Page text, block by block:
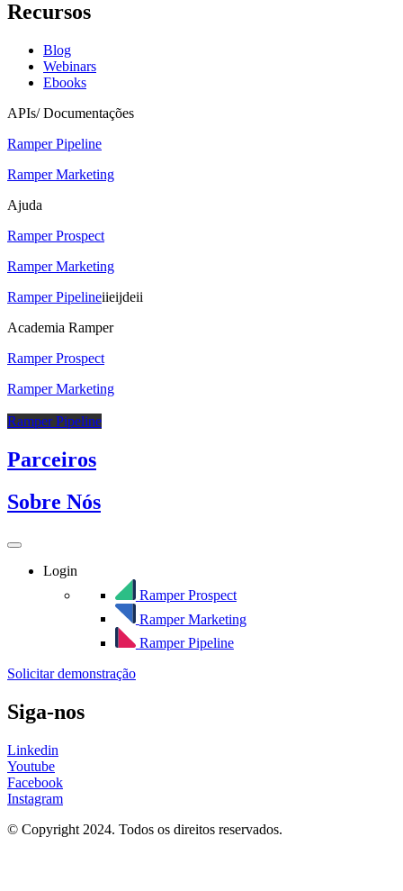
Recursos
Blog
Webinars
Ebooks
APIs/ Documentações
Ramper Pipeline
Ramper Marketing
Ajuda
Ramper Prospect
Ramper Marketing
Ramper Pipelineiieijdeii
Academia Ramper
Ramper Prospect
Ramper Marketing
Ramper Pipeline
Parceiros
Sobre Nós
Login
Ramper Prospect
Ramper Marketing
Ramper Pipeline
Solicitar demonstração
Siga-nos
Linkedin
Youtube
Facebook
Instagram
© Copyright 2024. Todos os direitos reservados.